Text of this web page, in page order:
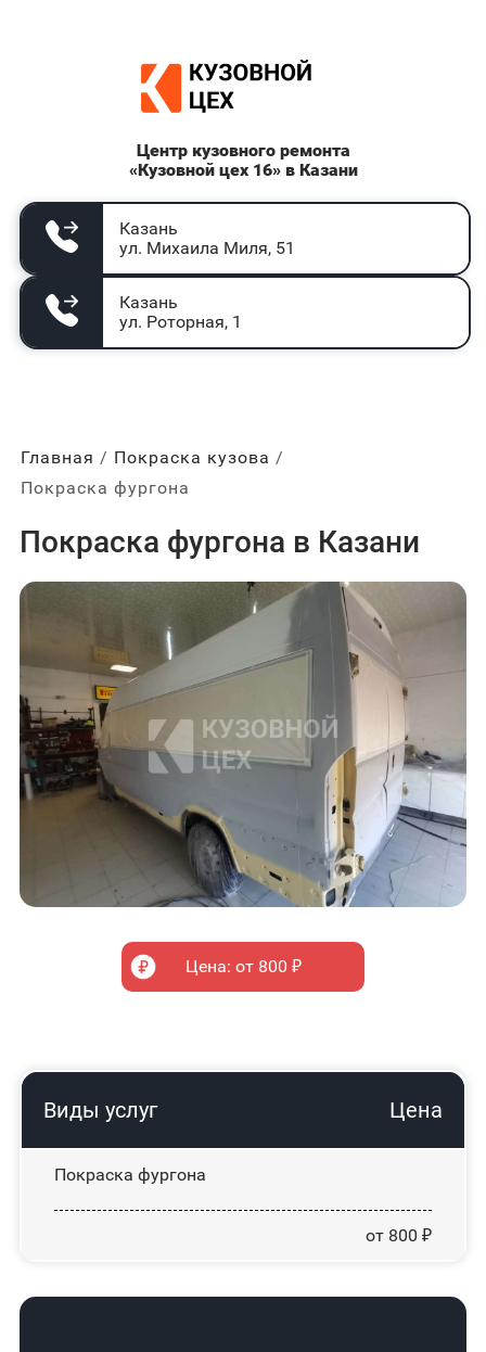
Центр кузовного ремонта
«Кузовной цех 16» в Казани
Казань
ул. Михаила Миля, 51
Казань
ул. Роторная, 1
Главная
Покраска кузова
Покраска фургона
Покраска фургона в Казани
Цена: от 800 ₽
Виды услуг Цена
Покраска фургона
от 800 ₽